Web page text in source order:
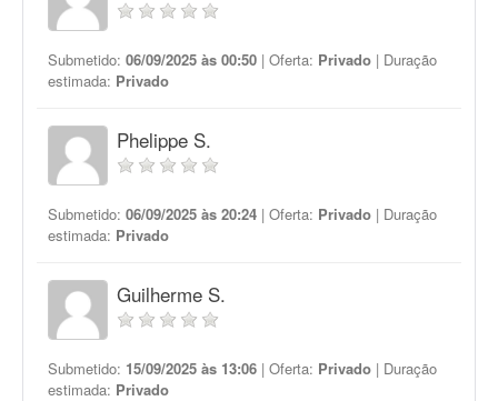
Submetido: 06/09/2025 às 00:50 | Oferta: Privado | Duração
estimada: Privado
Phelippe S.
Submetido: 06/09/2025 às 20:24 | Oferta: Privado | Duração
estimada: Privado
Guilherme S.
Submetido: 15/09/2025 às 13:06 | Oferta: Privado | Duração
estimada: Privado